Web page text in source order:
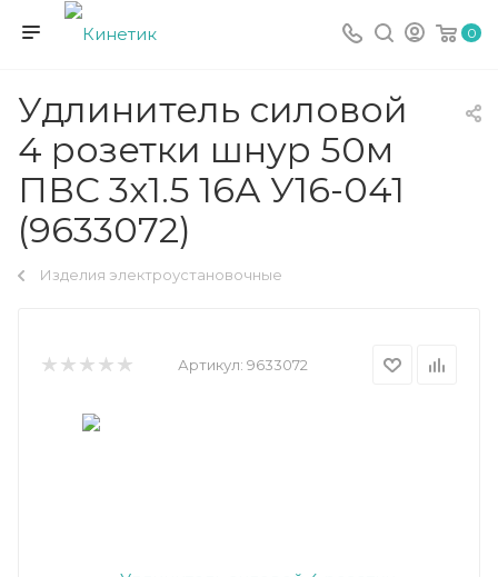
0
Удлинитель силовой
4 розетки шнур 50м
ПВС 3х1.5 16А У16-041
(9633072)
Изделия электроустановочные
Артикул: 9633072